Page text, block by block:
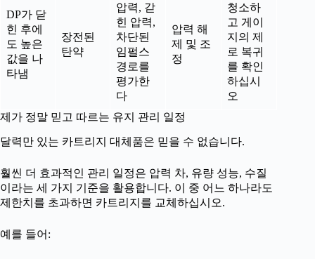
DP가 닫
힌 후에
도 높은
값을 나
타냄
장전된
탄약
압력, 갇
힌 압력,
차단된
임펄스
경로를
평가한
다
압력 해
제 및 조
정
청소하
고 게이
지의 제
로 복귀
를 확인
하십시
오
제가 정말 믿고 따르는 유지 관리 일정
달력만 있는 카트리지 대체품은 믿을 수 없습니다.
훨씬 더 효과적인 관리 일정은 압력 차, 유량 성능, 수질
이라는 세 가지 기준을 활용합니다. 이 중 어느 하나라도
제한치를 초과하면 카트리지를 교체하십시오.
예를 들어: